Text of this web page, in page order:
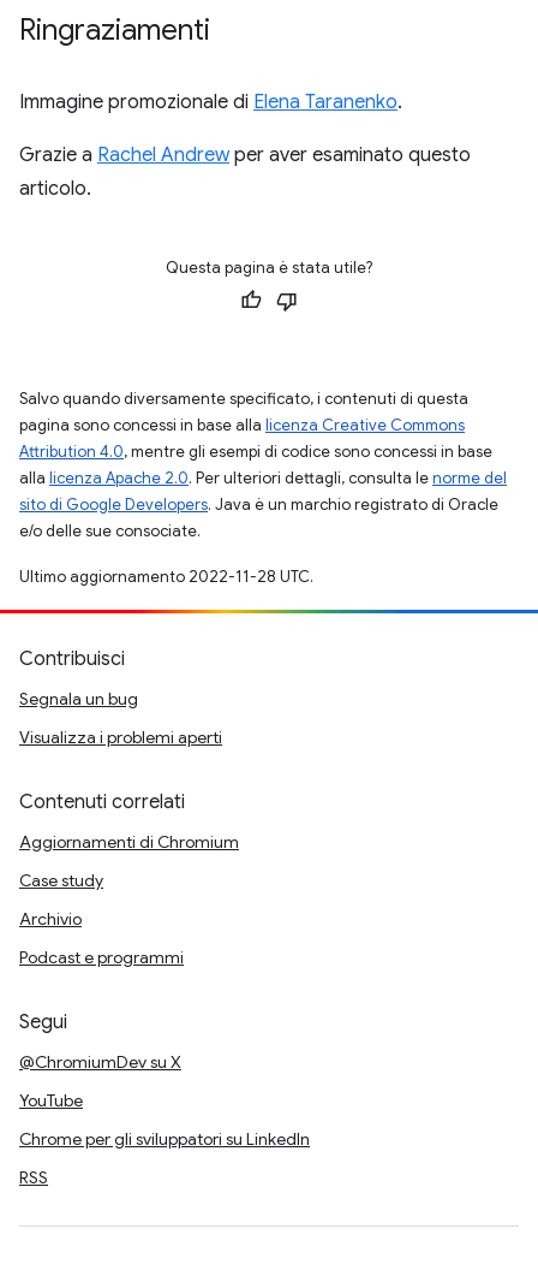
Ringraziamenti
Immagine promozionale di Elena Taranenko.
Grazie a Rachel Andrewper aver esaminato questo
articolo.
Questa pagina è stata utile?
Salvo quando diversamente specificato, i contenuti di questa
pagina sono concessi in base alla licenza Creative Commons
Attribution 4.0, mentre gli esempi di codice sono concessi in base
alla licenza Apache 2.0. Per ulteriori dettagli, consulta lenorme del
sito di Google Developers. Java è un marchio registrato di Oracle
e/o delle sue consociate.
Ultimo aggiornamento 2022-11-28 UTC.
Contribuisci
Segnala un bug
Visualizza i problemi aperti
Contenuti correlati
Aggiornamenti di Chromium
Case study
Archivio
Podcast e programmi
Segui
@ChromiumDev su X
YouTube
Chrome per gli sviluppatori su LinkedIn
RSS